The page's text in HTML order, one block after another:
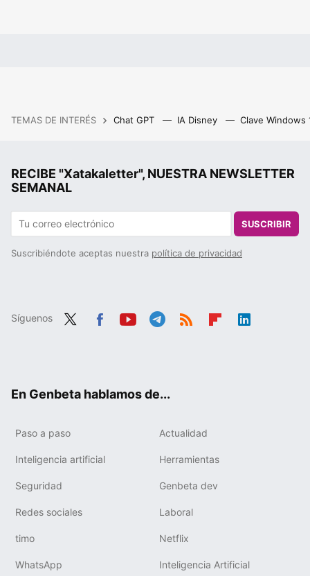
TEMAS DE INTERÉS Chat GPT IA Disney Clave Windows
RECIBE "Xatakaletter", NUESTRA NEWSLETTER
SEMANAL
SUSCRIBIR
Suscribiéndote aceptas nuestra política de privacidad
Síguenos
En Genbeta hablamos de...
Paso a paso Actualidad
Inteligencia artificial Herramientas
Seguridad Genbeta dev
Redes sociales Laboral
timo Netflix
WhatsApp Inteligencia Artificial